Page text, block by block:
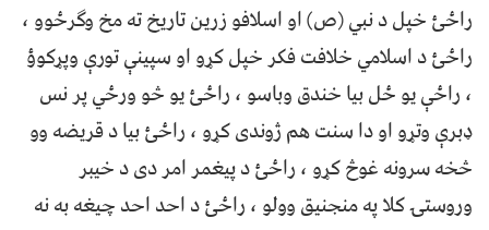
راځئ خپل د نبي (ص) او اسلافو زرین تاریخ ته مخ وګرځوو ،
راځئ د اسلامي خلافت فکر خپل کړو او سپینې تورې وپړکوؤ
، راځې یو ځل بیا خندق وباسو ، راځئ یو څو ورځي پر نس
ډبرې وتړو او دا سنت هم ژوندی کړو ، راځئ بیا د قریضه وو
څخه سرونه غوڅ کړو ، راځئ د پیغمر امر دی د خیبر
وروستۍ کلا په منجنیق وولو ، راځئ د احد احد چیغه به نه